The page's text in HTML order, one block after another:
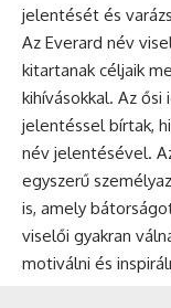
jelentését és
Az Everard név
kitartanak céljaik
kihívásokkal. Az
jelentéssel bírtak,
név jelentésével.
egyszerű
is, amely
viselői gyakran
motiválni és